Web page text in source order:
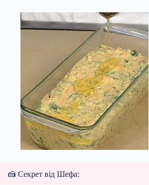
🍰 Секрет від Шефа: